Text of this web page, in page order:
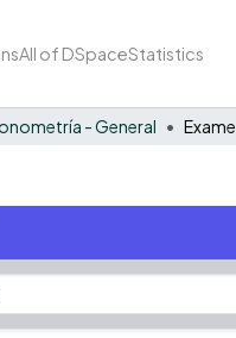
All of DSpaceStatistics
- General